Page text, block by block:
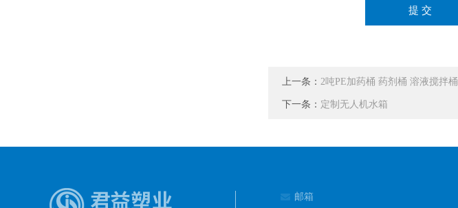
上一条： 2吨PE加药桶 药剂桶 溶液搅拌桶
下一条： 定制无人机水箱
邮箱